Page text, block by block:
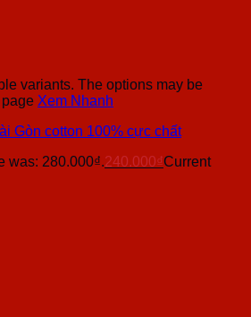
variants. The options may be
Xem Nhanh
Gòn cotton 100% cực chất
was: 280.000₫.240.000₫Current